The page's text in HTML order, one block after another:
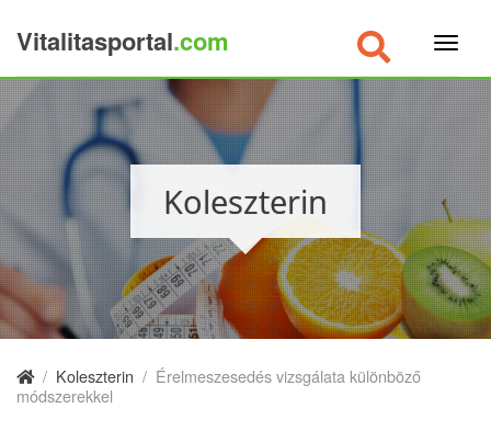
Vitalitasportal.com
Koleszterin
/ Koleszterin / Érelmeszesedés vizsgálata különböző
módszerekkel
×